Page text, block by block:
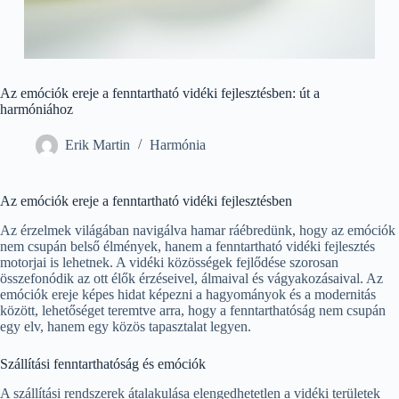
Az emóciók ereje a fenntartható vidéki fejlesztésben: út a
harmóniához
Erik Martin Harmónia
Az emóciók ereje a fenntartható vidéki fejlesztésben
Az érzelmek világában navigálva hamar ráébredünk, hogy az emóciók
nem csupán belső élmények, hanem a fenntartható vidéki fejlesztés
motorjai is lehetnek. A vidéki közösségek fejlődése szorosan
összefonódik az ott élők érzéseivel, álmaival és vágyakozásaival. Az
emóciók ereje képes hidat képezni a hagyományok és a modernitás
között, lehetőséget teremtve arra, hogy a fenntarthatóság nem csupán
egy elv, hanem egy közös tapasztalat legyen.
Szállítási fenntarthatóság és emóciók
A szállítási rendszerek átalakulása elengedhetetlen a vidéki területek